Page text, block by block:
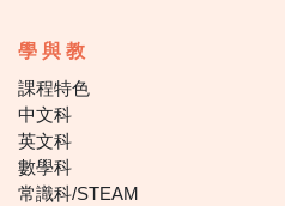
學 與 教
課程特色
中文科
英文科
數學科
常識科/STEAM